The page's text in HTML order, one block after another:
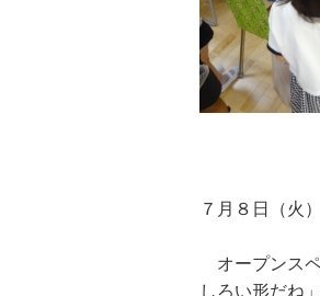
７月８日（火）
オープンスペ
しろい形だね